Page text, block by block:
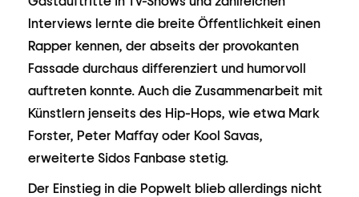
Interviews lernte die breite Öffentlichkeit einen
Rapper kennen, der abseits der provokanten
Fassade durchaus differenziert und humorvoll
auftreten konnte. Auch die Zusammenarbeit mit
Künstlern jenseits des Hip-Hops, wie etwa Mark
Forster, Peter Maffay oder Kool Savas,
erweiterte Sidos Fanbase stetig.
Der Einstieg in die Popwelt blieb allerdings nicht